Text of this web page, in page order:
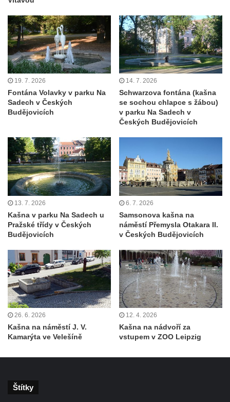
Krušnohorského divadla v Teplicích
Porcelánová fontána v areálu Českého
porcelánu v Dubí
Kašna v parku před kostelem
Neposkvrněného početí Panny Marie v
Dubí
Kašna na nádvoří Tereziných lázní v Dubí
Vodní kaskáda pod schodištěm u jižní
terasní zdí v zámeckém parku v
Libochovicích
Kašna pod jižní terasní zdí v zámeckém
parku v Libochovicích
Kašna v zámeckém parku v Libochovicích
Kašna na severním nádvoří zámku v
Kašna na Mírovém náměstí u kostela
svatého Václava v Budyni nad Ohří
Kašna na Říhovo náměstí v Budyni nad
Ohří
ve Mšeném-lázně
19. 7. 2026
Fontána Volavky v parku Na
Sadech v Českých
Budějovicích
14. 7. 2026
Schwarzova fontána (kašna
se sochou chlapce s žábou)
v parku Na Sadech v
Českých Budějovicích
13. 7. 2026
Kašna v parku Na Sadech u
Pražské třídy v Českých
Budějovicích
6. 7. 2026
Samsonova kašna na
náměstí Přemysla Otakara II.
v Českých Budějovicích
26. 6. 2026
Kašna na náměstí J. V.
Kamarýta ve Velešíně
12. 4. 2026
Kašna na nádvoří za
vstupem v ZOO Leipzig
Štítky